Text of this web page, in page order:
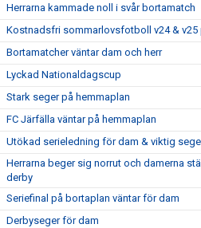
Herrarna kammade noll i svår bortamatch
Kostnadsfri sommarlovsfotboll v24 & v25
Bortamatcher väntar dam och herr
Lyckad Nationaldagscup
Stark seger på hemmaplan
FC Järfälla väntar på hemmaplan
Utökad serieledning för dam & viktig
Herrarna beger sig norrut och damerna
derby
Seriefinal på bortaplan väntar för dam
Derbyseger för dam